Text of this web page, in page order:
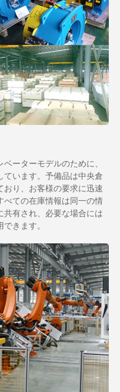
ーターモデルのために、
います。予備品は中央倉
り、お客様の要求に迅速
べての在庫情報は同一の情
有され、必要な場合には
きます。